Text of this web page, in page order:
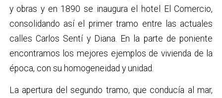
y obras y en 1890 se inaugura el hotel El Comercio,
consolidando así el primer tramo entre las actuales
calles Carlos Sentí y Diana. En la parte de poniente
encontramos los mejores ejemplos de vivienda de la
época, con su homogeneidad y unidad.
La apertura del segundo tramo, que conducía al mar,